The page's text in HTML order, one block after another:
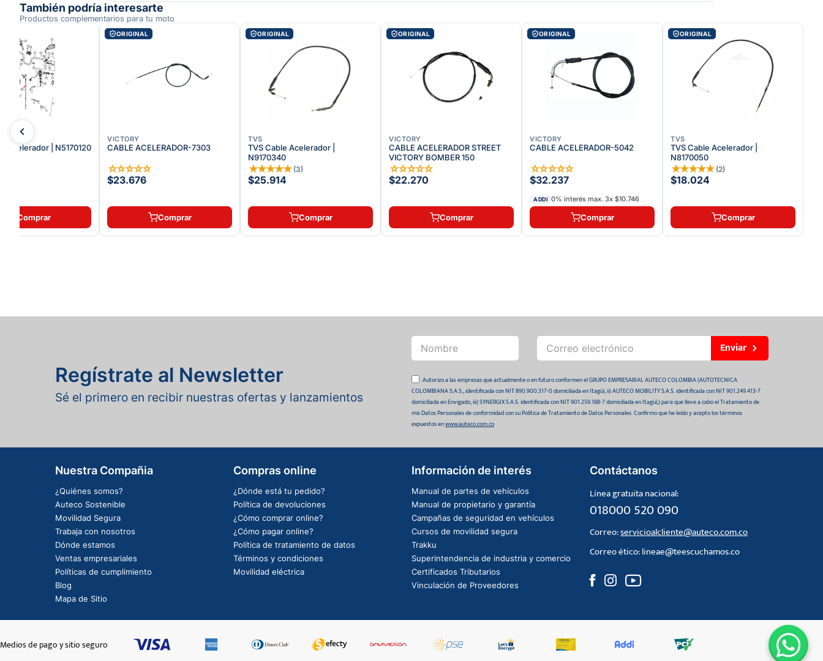
También podría interesarte
Productos complementarios para tu moto
Acelerador | N5170120
Comprar
ORIGINAL
VICTORY
CABLE ACELERADOR-7303
☆☆☆☆☆
$23.676
Comprar
ORIGINAL
TVS
TVS Cable Acelerador |
N9170340
★★★★★ (3)
$25.914
Comprar
ORIGINAL
VICTORY
CABLE ACELERADOR STREET
VICTORY BOMBER 150
☆☆☆☆☆
$22.270
Comprar
ORIGINAL
VICTORY
CABLE ACELERADOR-5042
☆☆☆☆☆
$32.237
ADDI 0% interés max. 3x $10.746
Comprar
ORIGINAL
TVS
TVS Cable Acelerador |
N8170050
★★★★★ (2)
$18.024
Comprar
Regístrate al Newsletter
Sé el primero en recibir nuestras ofertas y lanzamientos
Enviar
Autorizo a las empresas que actualmente o en futuro conformen el GRUPO EMPRESARIAL AUTECO COLOMBIA (AUTOTECNICA
COLOMBIANA S.A.S., identificada con NIT 890.900.317-0 domiciliada en Itagüí, ii) AUTECO MOBILITY S.A.S. identificada con NIT 901.249.413-7
domiciliada en Envigado, iii) SYNERGIX S.A.S. identificada con NIT 901.259.188-7 domiciliada en Itagüí,) para que lleve a cabo el Tratamiento de
mis Datos Personales de conformidad con su Política de Tratamiento de Datos Personales. Confirmo que he leído y acepto los términos
expuestos enwww.auteco.com.co
Nuestra Compañia
¿Quiénes somos?
Auteco Sostenible
Movilidad Segura
Trabaja con nosotros
Dónde estamos
Ventas empresariales
Políticas de cumplimiento
Blog
Mapa de Sitio
Compras online
¿Dónde está tu pedido?
Política de devoluciones
¿Cómo comprar online?
¿Cómo pagar online?
Política de tratamiento de datos
Términos y condiciones
Movilidad eléctrica
Información de interés
Manual de partes de vehículos
Manual de propietario y garantía
Campañas de seguridad en vehículos
Cursos de movilidad segura
Trakku
Superintendencia de industria y comercio
Certificados Tributarios
Vinculación de Proveedores
Contáctanos
Línea gratuita nacional:
018000 520 090
Correo:servicioalcliente@auteco.com.co
Correo ético:lineae@teescuchamos.co
Medios de pago y sitio seguro